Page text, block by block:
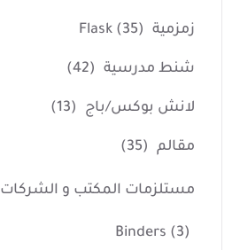
زمزمية Flask (35)
شنط مدرسية (42)
لانش بوكس/باج (13)
مقالم (35)
مستلزمات المكتب و الشركات
Binders (3)